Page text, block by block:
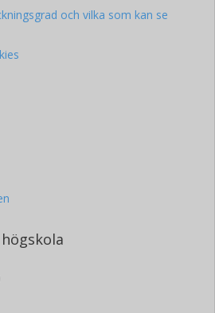
och vilka som kan se